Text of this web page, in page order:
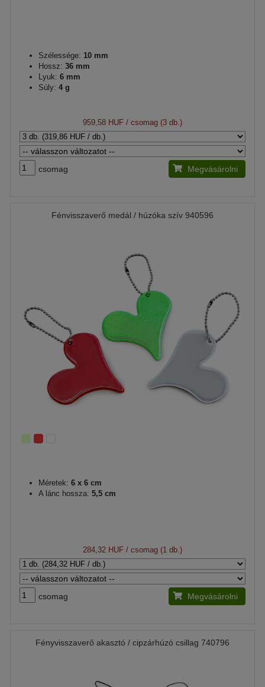
Szélessége: 10 mm
Hossz: 36 mm
Lyuk: 6 mm
Súly: 4 g
959,58 HUF / csomag (3 db.)
csomag Megvásárolni
Fénvisszaverő medál / húzóka szív 940596
Méretek: 6 x 6 cm
A lánc hossza: 5,5 cm
284,32 HUF / csomag (1 db.)
csomag Megvásárolni
Fényvisszaverő akasztó / cipzárhúzó csillag 740796